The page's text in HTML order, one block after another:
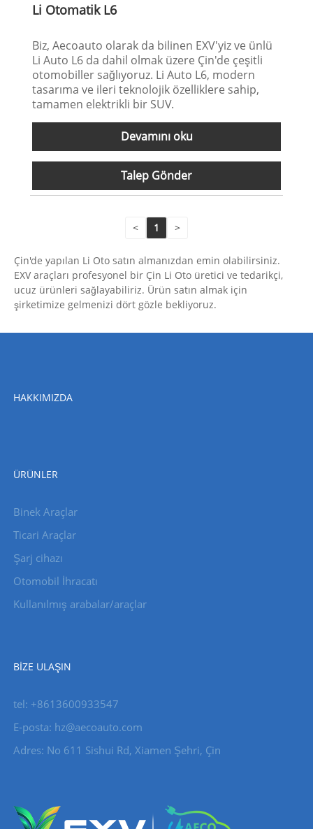
Li Otomatik L6
Biz, Aecoauto olarak da bilinen EXV'yiz ve ünlü
Li Auto L6 da dahil olmak üzere Çin'de çeşitli
otomobiller sağlıyoruz. Li Auto L6, modern
tasarıma ve ileri teknolojik özelliklere sahip,
tamamen elektrikli bir SUV.
Devamını oku
Talep Gönder
< 1 >
Çin'de yapılan Li Oto satın almanızdan emin olabilirsiniz.
EXV araçları profesyonel bir Çin Li Oto üretici ve tedarikçi,
ucuz ürünleri sağlayabiliriz. Ürün satın almak için
şirketimize gelmenizi dört gözle bekliyoruz.
HAKKIMIZDA
ÜRÜNLER
Binek Araçlar
Ticari Araçlar
Şarj cihazı
Otomobil İhracatı
Kullanılmış arabalar/araçlar
BIZE ULAŞIN
tel: +8613600933547
E-posta: hz@aecoauto.com
Adres: No 611 Sishui Rd, Xiamen Şehri, Çin